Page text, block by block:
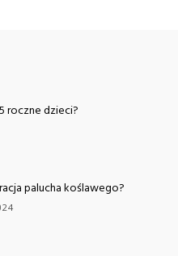
roczne dzieci?
palucha koślawego?